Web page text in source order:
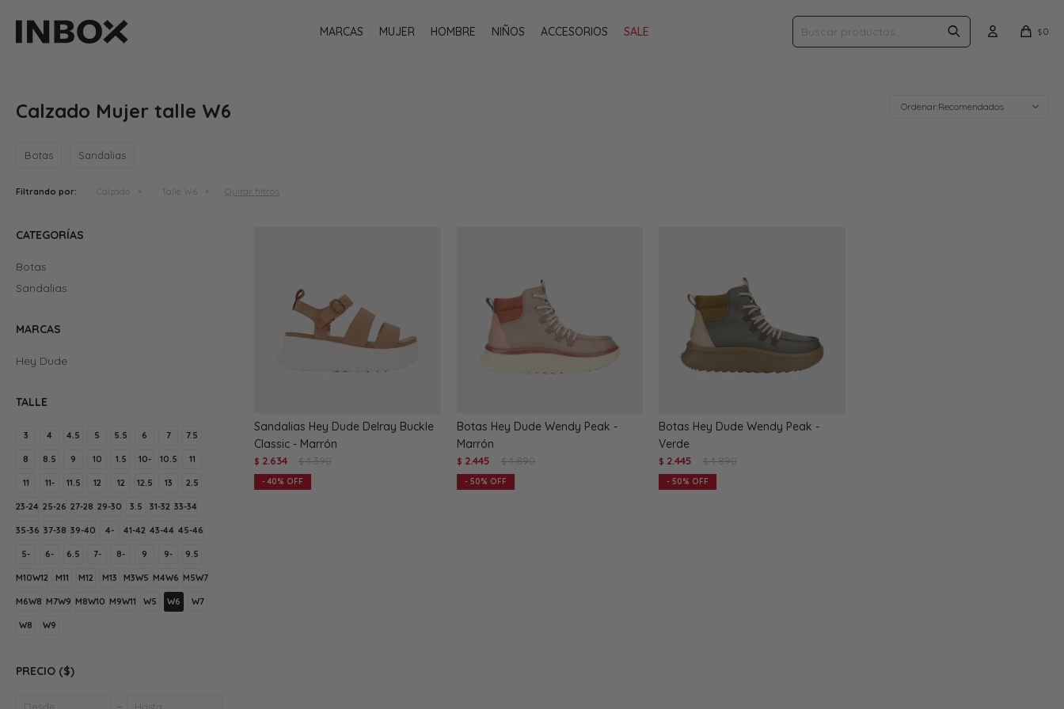
MARCAS MUJER HOMBRE NIÑOS ACCESORIOS SALE $0
Calzado Mujer talle W6 Recomendados
Botas Sandalias
Filtrando por: Calzado Talle W6 Quitar filtros
Sandalias Hey Dude Delray Buckle
Classic - Marrón
$ 2.634 $ 4.390
40
Botas Hey Dude Wendy Peak -
Marrón
$ 2.445 $ 4.890
50
Botas Hey Dude Wendy Peak -
Verde
$ 2.445 $ 4.890
50
CATEGORÍAS
Botas
Sandalias
MARCAS
Hey Dude
TALLE
3 4 4.5 5 5.5 6 7 7.5
8 8.5 9 10 1.5 10- 10.5 11
11 11- 11.5 12 12 12.5 13 2.5
23-24 25-26 27-28 29-30 3.5 31-32 33-34
35-36 37-38 39-40 4- 41-42 43-44 45-46
5- 6- 6.5 7- 8- 9 9- 9.5
M10W12 M11 M12 M13 M3W5 M4W6 M5W7
M6W8 M7W9 M8W10 M9W11 W5 W6 W7
W8 W9
PRECIO ($)